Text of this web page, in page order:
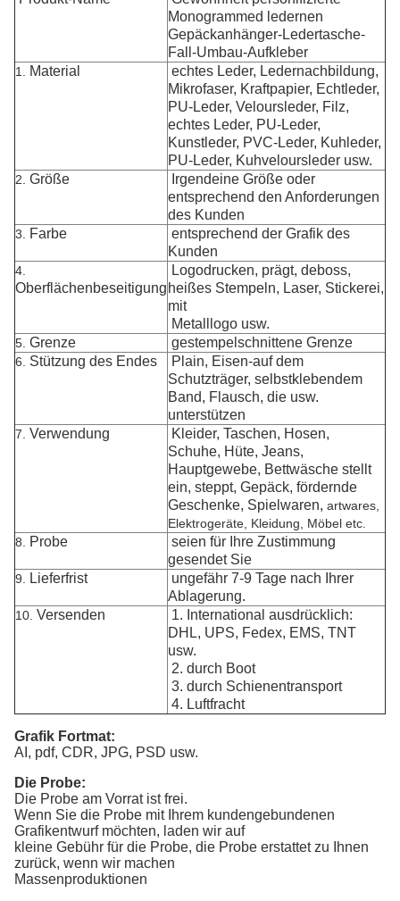
Monogrammed ledernen
Gepäckanhänger-Ledertasche-
Fall-Umbau-Aufkleber
1. Material
echtes Leder, Ledernachbildung,
Mikrofaser, Kraftpapier, Echtleder,
PU-Leder, Veloursleder, Filz,
echtes Leder, PU-Leder,
Kunstleder, PVC-Leder, Kuhleder,
PU-Leder, Kuhveloursleder usw.
2. Größe
Irgendeine Größe oder
entsprechend den Anforderungen
des Kunden
3. Farbe
entsprechend der Grafik des
Kunden
4.
Oberflächenbeseitigung
Logodrucken, prägt, deboss,
heißes Stempeln, Laser, Stickerei,
mit
Metalllogo usw.
5. Grenze gestempelschnittene Grenze
6. Stützung des Endes
Plain, Eisen-auf dem
Schutzträger, selbstklebendem
Band, Flausch, die usw.
unterstützen
7. Verwendung
Kleider, Taschen, Hosen,
Schuhe, Hüte, Jeans,
Hauptgewebe, Bettwäsche stellt
ein, steppt, Gepäck, fördernde
Geschenke, Spielwaren, artwares,
Elektrogeräte, Kleidung, Möbel etc.
8.
Probe
seien für Ihre Zustimmung
gesendet Sie
9. Lieferfrist
ungefähr 7-9 Tage nach Ihrer
Ablagerung.
10. Versenden
1. International ausdrücklich:
DHL, UPS, Fedex, EMS, TNT
usw.
2. durch Boot
3. durch Schienentransport
4. Luftfracht
Grafik Fortmat:
AI, pdf, CDR, JPG, PSD usw.
Die Probe:
Die Probe am Vorrat ist frei.
Wenn Sie die Probe mit Ihrem kundengebundenen
Grafikentwurf möchten, laden wir auf
kleine Gebühr für die Probe, die Probe erstattet zu Ihnen
zurück, wenn wir machen
Massenproduktionen